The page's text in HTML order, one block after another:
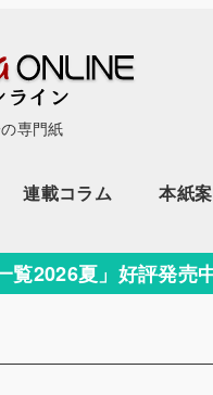
専門紙
連載コラム 本紙
覧2026夏」好評発売